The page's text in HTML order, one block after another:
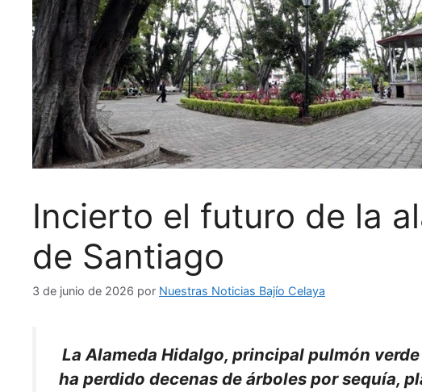
Incierto el futuro de la
de Santiago
3 de junio de 2026 por Nuestras Noticias Bajío Celaya
La Alameda Hidalgo, principal pulmón
ha perdido decenas de árboles por sequía,